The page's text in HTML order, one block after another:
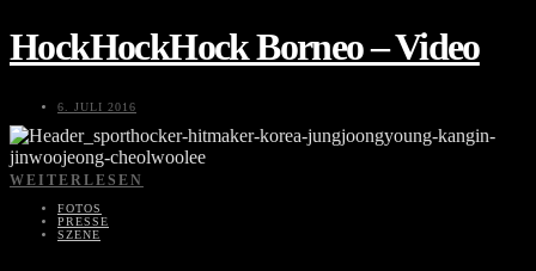
HockHockHock Borneo – Video
6. JULI 2016
WEITERLESEN
FOTOS
PRESSE
SZENE